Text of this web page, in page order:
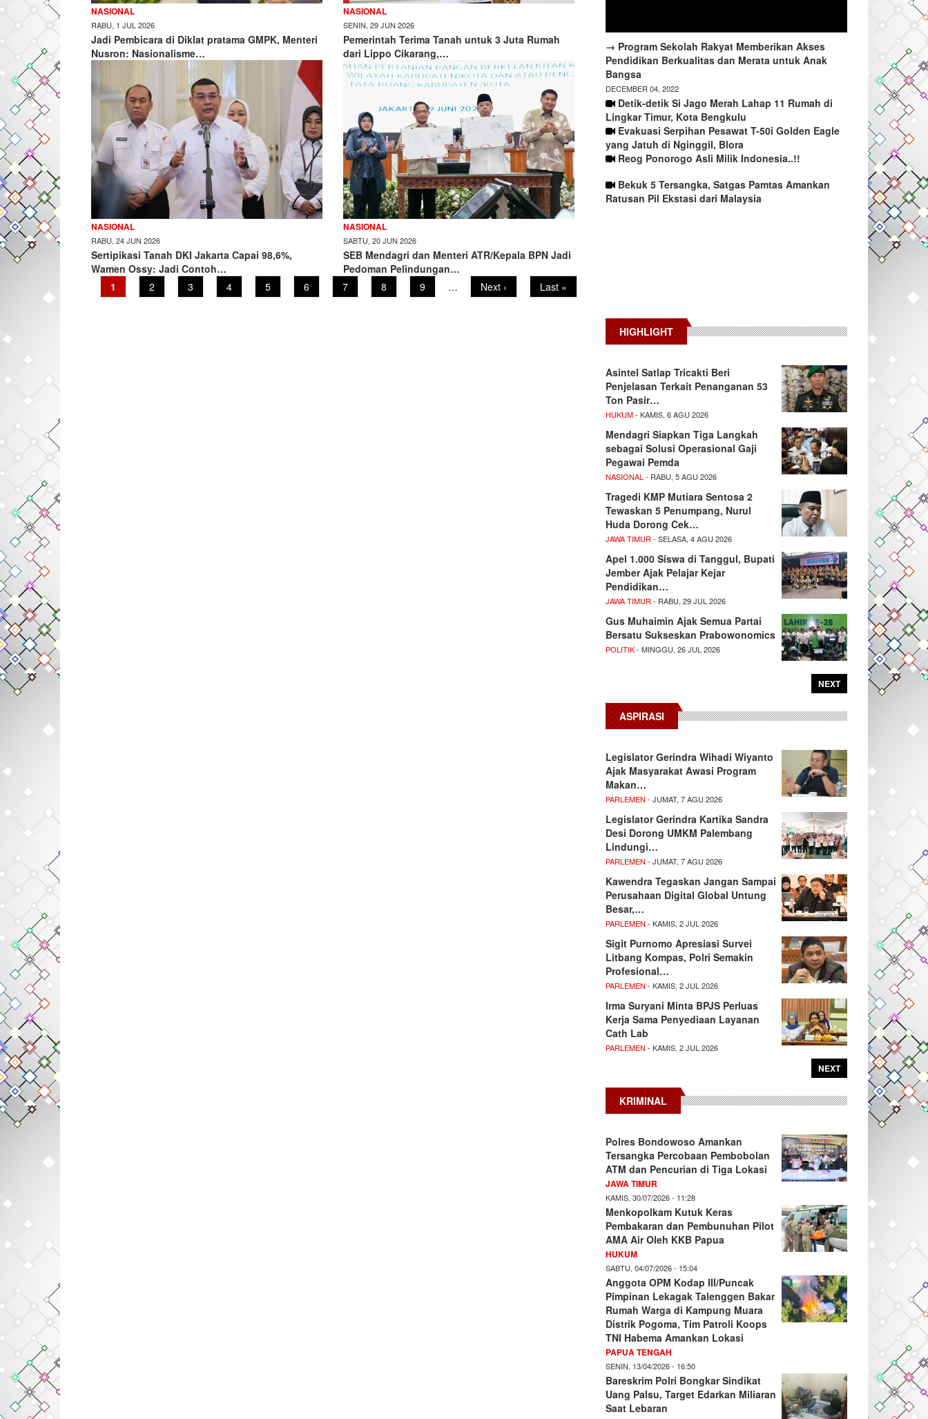
NASIONAL
RABU, 1 JUL 2026
Jadi Pembicara di Diklat pratama GMPK, Menteri
Nusron: Nasionalisme…
NASIONAL
SENIN, 29 JUN 2026
Pemerintah Terima Tanah untuk 3 Juta Rumah
dari Lippo Cikarang,…
NASIONAL
RABU, 24 JUN 2026
Sertipikasi Tanah DKI Jakarta Capai 98,6%,
Wamen Ossy: Jadi Contoh…
NASIONAL
SABTU, 20 JUN 2026
SEB Mendagri dan Menteri ATR/Kepala BPN Jadi
Pedoman Pelindungan…
Current
page
1 Page
2 Page
3 Page
4 Page
5 Page
6 Page
7 Page
8 Page
9 …
Next
page
Next ›
Last
page
Last »
→ Program Sekolah Rakyat Memberikan Akses
Pendidikan Berkualitas dan Merata untuk Anak
Bangsa
DECEMBER 04, 2022
Detik-detik Si Jago Merah Lahap 11 Rumah di
Lingkar Timur, Kota Bengkulu
Evakuasi Serpihan Pesawat T-50i Golden Eagle
yang Jatuh di Nginggil, Blora
Reog Ponorogo Asli Milik Indonesia..!!
Bekuk 5 Tersangka, Satgas Pamtas Amankan
Ratusan Pil Ekstasi dari Malaysia
HIGHLIGHT
Asintel Satlap Tricakti Beri
Penjelasan Terkait Penanganan 53
Ton Pasir…
HUKUM- KAMIS, 6 AGU 2026
Mendagri Siapkan Tiga Langkah
sebagai Solusi Operasional Gaji
Pegawai Pemda
NASIONAL - RABU, 5 AGU 2026
Tragedi KMP Mutiara Sentosa 2
Tewaskan 5 Penumpang, Nurul
Huda Dorong Cek…
JAWA TIMUR - SELASA, 4 AGU 2026
Apel 1.000 Siswa di Tanggul, Bupati
Jember Ajak Pelajar Kejar
Pendidikan…
JAWA TIMUR - RABU, 29 JUL 2026
Gus Muhaimin Ajak Semua Partai
Bersatu Sukseskan Prabowonomics
POLITIK- MINGGU, 26 JUL 2026
NEXT
ASPIRASI
Legislator Gerindra Wihadi Wiyanto
Ajak Masyarakat Awasi Program
Makan…
PARLEMEN - JUMAT, 7 AGU 2026
Legislator Gerindra Kartika Sandra
Desi Dorong UMKM Palembang
Lindungi…
PARLEMEN - JUMAT, 7 AGU 2026
Kawendra Tegaskan Jangan Sampai
Perusahaan Digital Global Untung
Besar,…
PARLEMEN - KAMIS, 2 JUL 2026
Sigit Purnomo Apresiasi Survei
Litbang Kompas, Polri Semakin
Profesional…
PARLEMEN - KAMIS, 2 JUL 2026
Irma Suryani Minta BPJS Perluas
Kerja Sama Penyediaan Layanan
Cath Lab
PARLEMEN - KAMIS, 2 JUL 2026
NEXT
KRIMINAL
Polres Bondowoso Amankan
Tersangka Percobaan Pembobolan
ATM dan Pencurian di Tiga Lokasi
JAWA TIMUR
KAMIS, 30/07/2026 - 11:28
Menkopolkam Kutuk Keras
Pembakaran dan Pembunuhan Pilot
AMA Air Oleh KKB Papua
HUKUM
SABTU, 04/07/2026 - 15:04
Anggota OPM Kodap III/Puncak
Pimpinan Lekagak Talenggen Bakar
Rumah Warga di Kampung Muara
Distrik Pogoma, Tim Patroli Koops
TNI Habema Amankan Lokasi
PAPUA TENGAH
SENIN, 13/04/2026 - 16:50
Bareskrim Polri Bongkar Sindikat
Uang Palsu, Target Edarkan Miliaran
Saat Lebaran